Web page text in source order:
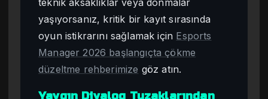
yaşıyorsanız, kritik bir kayıt sırasında
oyun istikrarını sağlamak için Esports
Manager 2026 başlangıçta çökme
düzeltme rehberimize göz atın.
Yaygın Diyalog Tuzaklarından